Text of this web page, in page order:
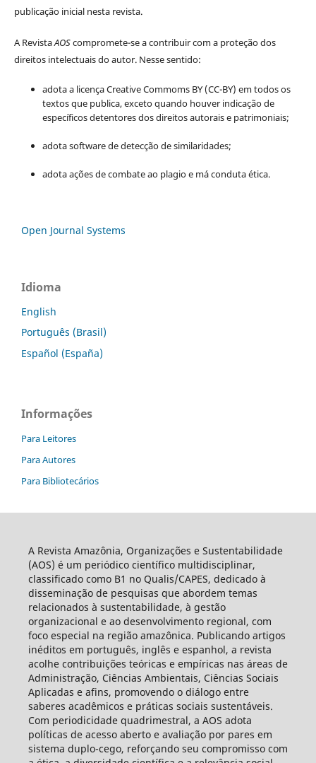
publicação inicial nesta revista.
A RevistaAOScompromete-se a contribuir com a proteção dos
direitos intelectuais do autor. Nesse sentido:
adota a licença Creative Commoms BY (CC-BY) em todos os
textos que publica, exceto quando houver indicação de
específicos detentores dos direitos autorais e patrimoniais;
adota software de detecção de similaridades;
adota ações de combate ao plagio e má conduta ética.
Open Journal Systems
Idioma
English
Português (Brasil)
Español (España)
Informações
Para Leitores
Para Autores
Para Bibliotecários
A Revista Amazônia, Organizações e Sustentabilidade
(AOS) é um periódico científico multidisciplinar,
classificado como B1 no Qualis/CAPES, dedicado à
disseminação de pesquisas que abordem temas
relacionados à sustentabilidade, à gestão
organizacional e ao desenvolvimento regional, com
foco especial na região amazônica. Publicando artigos
inéditos em português, inglês e espanhol, a revista
acolhe contribuições teóricas e empíricas nas áreas de
Administração, Ciências Ambientais, Ciências Sociais
Aplicadas e afins, promovendo o diálogo entre
saberes acadêmicos e práticas sociais sustentáveis.
Com periodicidade quadrimestral, a AOS adota
políticas de acesso aberto e avaliação por pares em
sistema duplo-cego, reforçando seu compromisso com